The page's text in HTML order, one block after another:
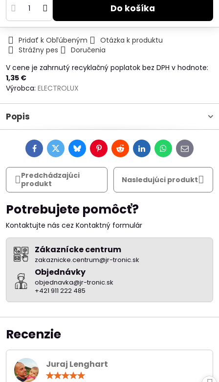
Do košíka
Pridať k Obľúbeným
Otázka k produktu
Strážny pes
Doručenia
V cene je zahrnutý recyklačný poplatok bez DPH v hodnote:
1,35 €
Výrobca: ELECTROLUX
Popis
FacebookTwitterBlueskyPinterestRedditLinkedInWhatsApp
E-
mail
Predchádzajúci
produkt
Nasledujúci produkt
Potrebujete pomôcť?
Kontaktujte nás cez Kontaktný formulár
Zákaznícke centrum
zakaznicke.centrum@jr-tronic.sk
Objednávky
objednavka@jr-tronic.sk
+421 911 222 485
Recenzie
Juraj Lenghart